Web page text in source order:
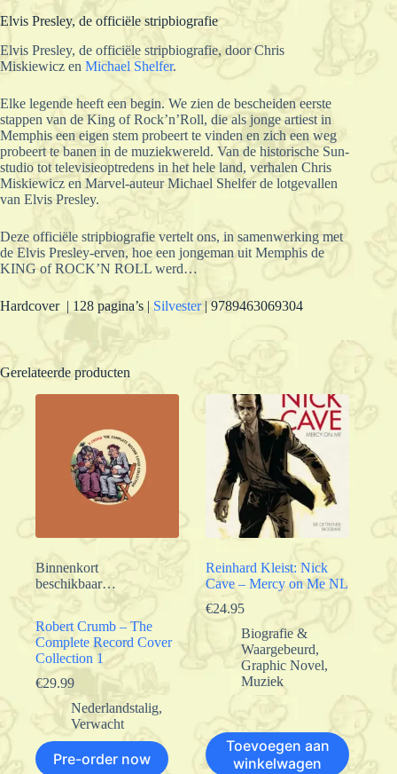
Elvis Presley, de officiële stripbiografie
Elvis Presley, de officiële stripbiografie, door Chris
Miskiewicz en Michael Shelfer.
Elke legende heeft een begin. We zien de bescheiden eerste
stappen van de King of Rock’n’Roll, die als jonge artiest in
Memphis een eigen stem probeert te vinden en zich een weg
probeert te banen in de muziekwereld. Van de historische Sun-
studio tot televisieoptredens in het hele land, verhalen Chris
Miskiewicz en Marvel-auteur Michael Shelfer de lotgevallen
van Elvis Presley.
Deze officiële stripbiografie vertelt ons, in samenwerking met
de Elvis Presley-erven, hoe een jongeman uit Memphis de
KING of ROCK’N ROLL werd…
Hardcover | 128 pagina’s | Silvester| 9789463069304
Gerelateerde producten
Binnenkort
beschikbaar…
Robert Crumb – The
Complete Record Cover
Collection 1
€29.99
Nederlandstalig,
Verwacht
Pre-order now
Reinhard Kleist: Nick
Cave – Mercy on Me NL
€24.95
Biografie &
Waargebeurd,
Graphic Novel,
Muziek
Toevoegen aan
winkelwagen